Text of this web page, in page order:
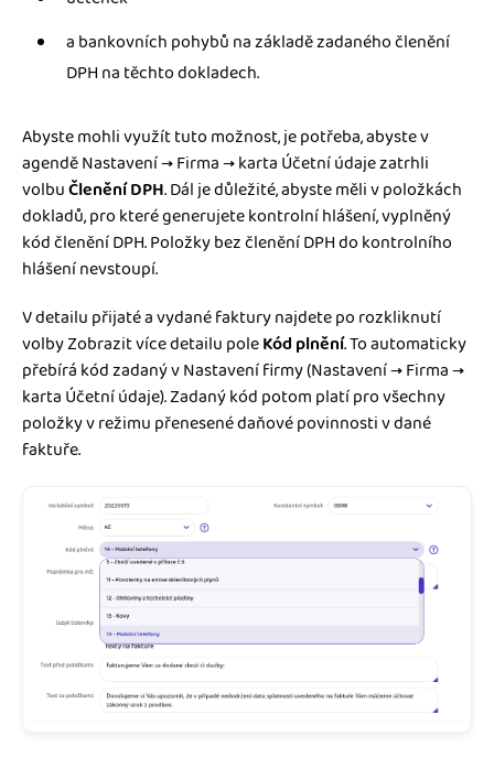
a bankovních pohybů na základě zadaného členění
DPH na těchto dokladech.
Abyste mohli využít tuto možnost, je potřeba, abyste v
agendě Nastavení → Firma → karta Účetní údaje zatrhli
volbuČlenění DPH. Dál je důležité, abyste měli v položkách
dokladů, pro které generujete kontrolní hlášení, vyplněný
kód členění DPH. Položky bez členění DPH do kontrolního
hlášení nevstoupí.
V detailu přijaté a vydané faktury najdete po rozkliknutí
volby Zobrazit více detailu poleKód plnění. To automaticky
přebírá kód zadaný v Nastavení firmy (Nastavení → Firma →
karta Účetní údaje). Zadaný kód potom platí pro všechny
položky v režimu přenesené daňové povinnosti v dané
faktuře.